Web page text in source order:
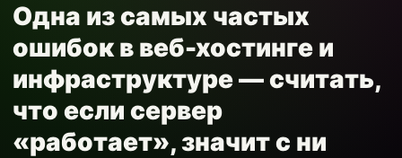
Одна из самых частых
ошибок в веб-хостинге и
инфраструктуре — считать,
что если сервер
«работает», значит с ни